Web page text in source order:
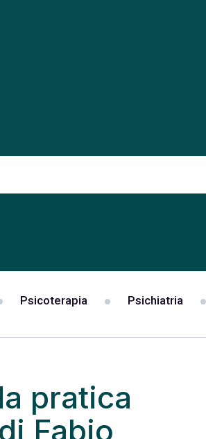
Psicoterapia Psichiatria
pratica
Fabio